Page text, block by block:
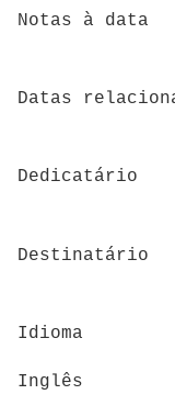
Notas à data
Datas
Dedicatário
Destinatário
Idioma
Inglês